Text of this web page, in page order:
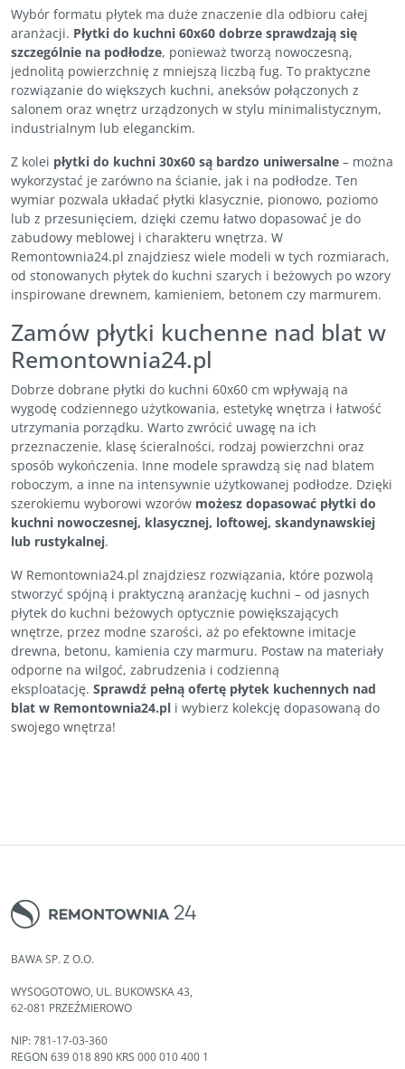
Wybór formatu płytek ma duże znaczenie dla odbioru całej
aranżacji. Płytki do kuchni 60x60 dobrze sprawdzają się
szczególnie na podłodze, ponieważ tworzą nowoczesną,
jednolitą powierzchnię z mniejszą liczbą fug. To praktyczne
rozwiązanie do większych kuchni, aneksów połączonych z
salonem oraz wnętrz urządzonych w stylu minimalistycznym,
industrialnym lub eleganckim.
Z kolei płytki do kuchni 30x60 są bardzo uniwersalne – można
wykorzystać je zarówno na ścianie, jak i na podłodze. Ten
wymiar pozwala układać płytki klasycznie, pionowo, poziomo
lub z przesunięciem, dzięki czemu łatwo dopasować je do
zabudowy meblowej i charakteru wnętrza. W
Remontownia24.pl znajdziesz wiele modeli w tych rozmiarach,
od stonowanych płytek do kuchni szarych i beżowych po wzory
inspirowane drewnem, kamieniem, betonem czy marmurem.
Zamów płytki kuchenne nad blat w
Remontownia24.pl
Dobrze dobrane płytki do kuchni 60x60 cm wpływają na
wygodę codziennego użytkowania, estetykę wnętrza i łatwość
utrzymania porządku. Warto zwrócić uwagę na ich
przeznaczenie, klasę ścieralności, rodzaj powierzchni oraz
sposób wykończenia. Inne modele sprawdzą się nad blatem
roboczym, a inne na intensywnie użytkowanej podłodze. Dzięki
szerokiemu wyborowi wzorów możesz dopasować płytki do
kuchni nowoczesnej, klasycznej, loftowej, skandynawskiej
lub rustykalnej.
W Remontownia24.pl znajdziesz rozwiązania, które pozwolą
stworzyć spójną i praktyczną aranżację kuchni – od jasnych
płytek do kuchni beżowych optycznie powiększających
wnętrze, przez modne szarości, aż po efektowne imitacje
drewna, betonu, kamienia czy marmuru. Postaw na materiały
odporne na wilgoć, zabrudzenia i codzienną
eksploatację. Sprawdź pełną ofertę płytek kuchennych nad
blat w Remontownia24.pl i wybierz kolekcję dopasowaną do
swojego wnętrza!
BAWA SP. Z O.O.
WYSOGOTOWO, UL. BUKOWSKA 43,
62-081 PRZEŹMIEROWO
NIP: 781-17-03-360
REGON 639 018 890 KRS 000 010 400 1